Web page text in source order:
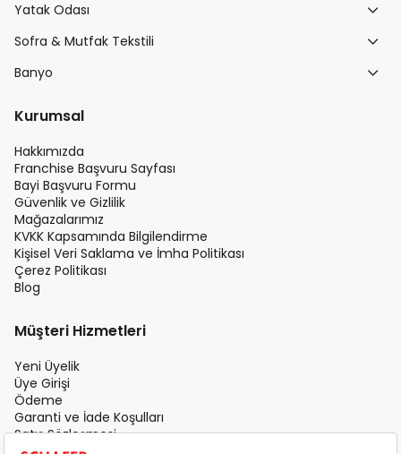
Yatak Odası
Sofra & Mutfak Tekstili
Banyo
Kurumsal
Hakkımızda
Franchise Başvuru Sayfası
Bayi Başvuru Formu
Güvenlik ve Gizlilik
Mağazalarımız
KVKK Kapsamında Bilgilendirme
Kişisel Veri Saklama ve İmha Politikası
Çerez Politikası
Blog
Müşteri Hizmetleri
Yeni Üyelik
Üye Girişi
Ödeme
Garanti ve İade Koşulları
Satış Sözleşmesi